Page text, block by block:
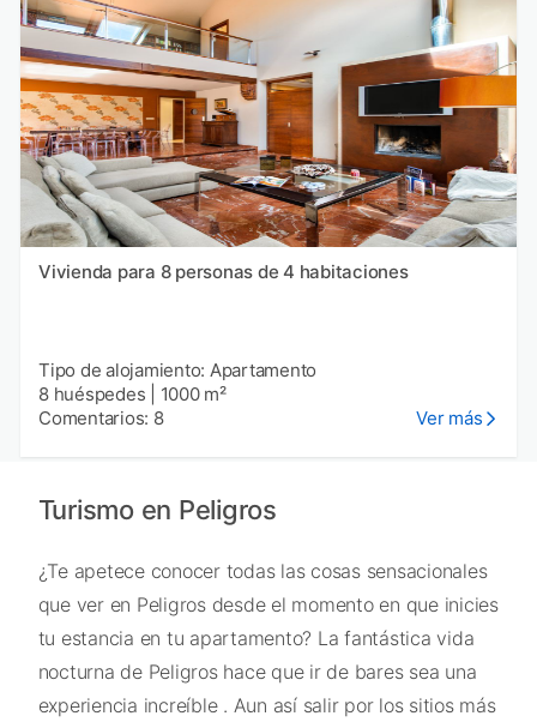
Vivienda para 8 personas de 4 habitaciones
Tipo de alojamiento: Apartamento
8 huéspedes
1000 m²
Comentarios: 8
Ver más
Turismo en Peligros
¿Te apetece conocer todas las cosas sensacionales
que ver en Peligros desde el momento en que inicies
tu estancia en tu apartamento? La fantástica vida
nocturna de Peligros hace que ir de bares sea una
experiencia increíble . Aun así salir por los sitios más